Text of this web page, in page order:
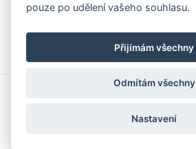
pouze po udělení vašeho souhlasu.
Přijímám všechny
Odmítám všechny
Nastavení